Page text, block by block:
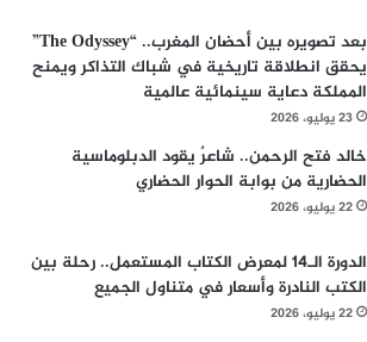
بعد تصويره بين أحضان المغرب.. “The Odyssey”
يحقق انطلاقة تاريخية في شباك التذاكر ويمنح
المملكة دعاية سينمائية عالمية
23 يوليو، 2026
خالد فتح الرحمن.. شاعرٌ يقود الدبلوماسية
الحضارية من بوابة الحوار الحضاري
22 يوليو، 2026
الدورة الـ14 لمعرض الكتاب المستعمل.. رحلة بين
الكتب النادرة وأسعار في متناول الجميع
22 يوليو، 2026